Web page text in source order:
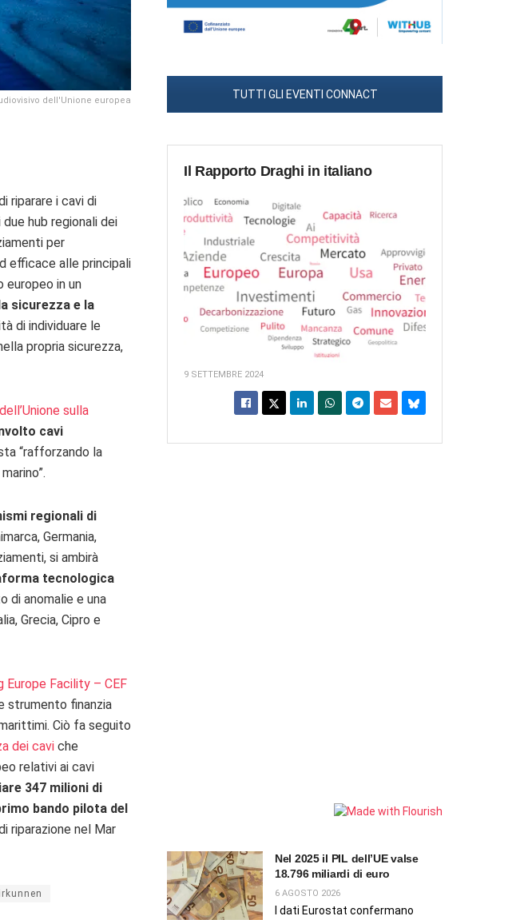
dell'Unione europea
riparare i cavi di
hub regionali dei
per
efficace alle principali
europeo in un
sicurezza e la
di individuare le
propria sicurezza,
sulla
cavi
“rafforzando la
regionali di
Germania,
si ambirà
tecnologica
di anomalie e una
Grecia, Cipro e
Europe Facility – CEF
strumento finanzia
Ciò fa seguito
dei cavi che
relativi ai cavi
347 milioni di
bando pilota del
riparazione nel Mar
TUTTI GLI EVENTI CONNACT
Il Rapporto Draghi in italiano
9 SETTEMBRE 2024
Nel 2025 il PIL dell’UE valse
18.796 miliardi di euro
6 AGOSTO 2026
I dati Eurostat confermano